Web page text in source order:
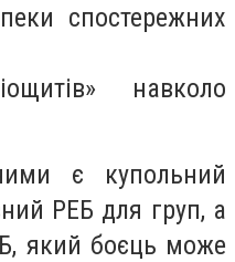
спостережних
навколо
є купольний
РЕБ для груп, а
який боєць може